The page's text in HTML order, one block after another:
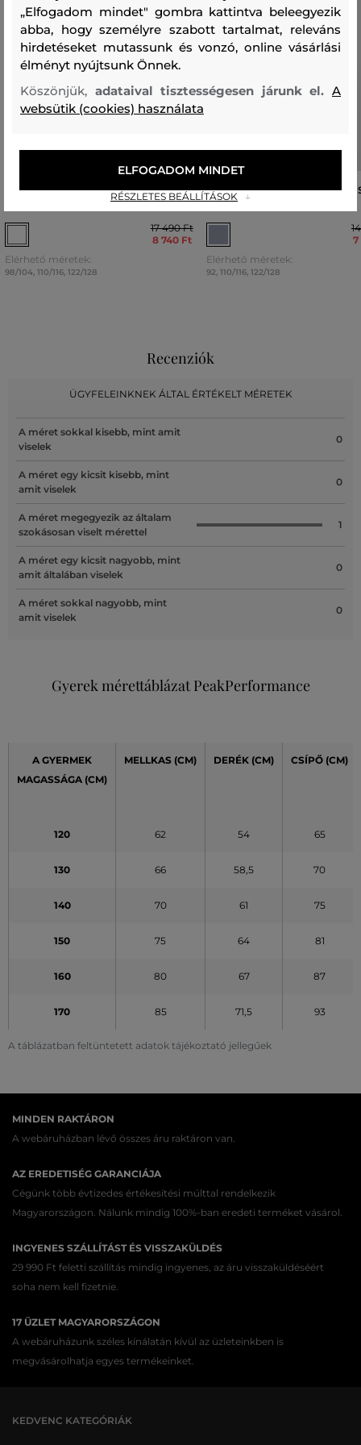
PÓLÓ GANT SAILING GRAPHIC T-
17 490 Ft
8 740 Ft
Elérhető méretek:
98/104, 110/116, 122/128
PÓLÓ GANT ARCHIVE SHIELD
SHIRT
7
Elérhető méretek:
92, 110/116, 122/128
Recenziók
ÜGYFELEINKNEK ÁLTAL ÉRTÉKELT MÉRETEK
A méret sokkal kisebb, mint amit
viselek
0
A méret egy kicsit kisebb, mint
amit viselek
0
A méret megegyezik az általam
szokásosan viselt mérettel
1
A méret egy kicsit nagyobb, mint
amit általában viselek
0
A méret sokkal nagyobb, mint
amit viselek
0
Gyerek mérettáblázat PeakPerformance
A táblázatban feltüntetett adatok tájékoztató jellegűek
A GYERMEK
MAGASSÁGA (CM)
MELLKAS (CM) DERÉK (CM) CSÍPŐ (CM)
120 62 54 65
130 66 58,5 70
140 70 61 75
150 75 64 81
160 80 67 87
170 85 71,5 93
MINDEN RAKTÁRON
A webáruházban lévő összes áru raktáron van.
AZ EREDETISÉG GARANCIÁJA
Cégünk több évtizedes értékesítési múlttal rendelkezik
Magyarországon. Nálunk mindig 100%-ban eredeti terméket vásárol.
INGYENES SZÁLLÍTÁST ÉS VISSZAKÜLDÉS
29 990 Ft feletti szállítás mindig ingyenes, az áru visszaküldéséért
soha nem kell fizetnie.
17 ÜZLET MAGYARORSZÁGON
A webáruházunk széles kínálatán kívül az üzleteinkben is
megvásárolhatja egyes termékeinket.
KEDVENC KATEGÓRIÁK
„Elfogadom mindet" gombra kattintva beleegyezik
abba, hogy személyre szabott tartalmat, releváns
hirdetéseket mutassunk és vonzó, online vásárlási
élményt nyújtsunk Önnek.
Köszönjük, adataival tisztességesen járunk el.A
websütik (cookies) használata
RÉSZLETES BEÁLLÍTÁSOK
ELFOGADOM MINDET